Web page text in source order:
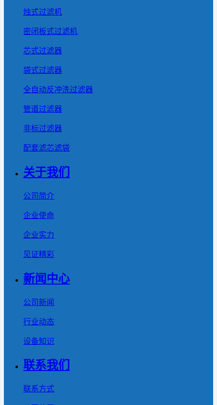
烛式过滤机
密闭板式过滤机
芯式过滤器
袋式过滤器
全自动反冲洗过滤器
管道过滤器
非标过滤器
配套滤芯滤袋
关于我们
公司简介
企业使命
企业实力
见证精彩
新闻中心
公司新闻
行业动态
设备知识
联系我们
联系方式